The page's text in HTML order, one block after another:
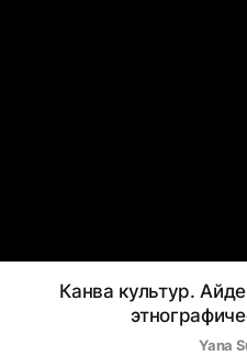
Канва культур.
Yana